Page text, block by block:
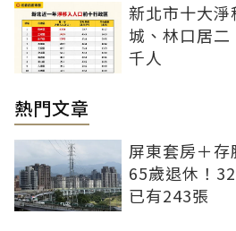
新北市十大
城、林口居
千人
熱門文章
屏東套房＋
65歲退休！
已有243張